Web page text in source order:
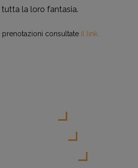
la loro fantasia.
prenotazioni consultate il link.